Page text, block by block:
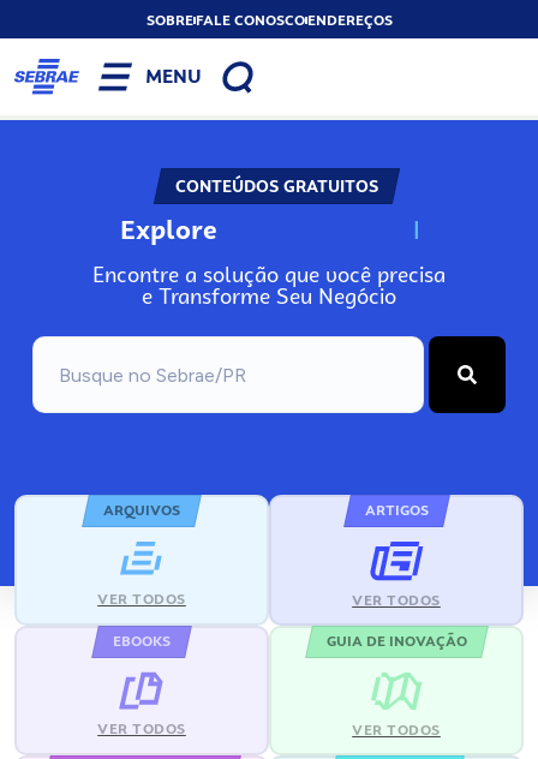
SOBREFALE CONOSCOENDEREÇOS
MENU
CONTEÚDOS GRATUITOS
Explore N
Encontre a solução que você precisa
e Transforme Seu Negócio
ARQUIVOS
VER TODOS
ARTIGOS
VER TODOS
EBOOKS
VER TODOS
GUIA DE INOVAÇÃO
VER TODOS